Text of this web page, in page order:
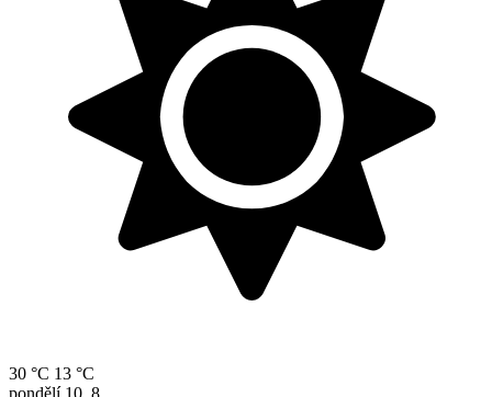
30 °C 13 °C